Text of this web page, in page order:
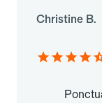
Christine B.